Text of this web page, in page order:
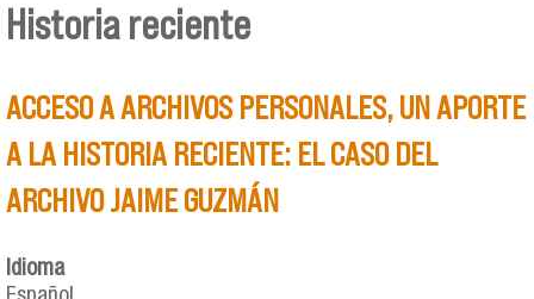
Historia reciente
ACCESO A ARCHIVOS PERSONALES, UN APORTE
A LA HISTORIA RECIENTE: EL CASO DEL
ARCHIVO JAIME GUZMÁN
Idioma